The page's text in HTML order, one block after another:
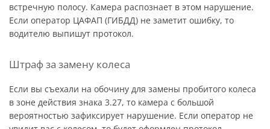
встречную полосу. Камера распознает в этом нарушение.
Если оператор ЦАФАП (ГИБДД) не заметит ошибку, то
водителю выпишут протокол.
Штраф за замену колеса
Если вы съехали на обочину для замены пробитого колеса
в зоне действия знака 3.27, то камера с большой
вероятностью зафиксирует нарушение. Если оператор не